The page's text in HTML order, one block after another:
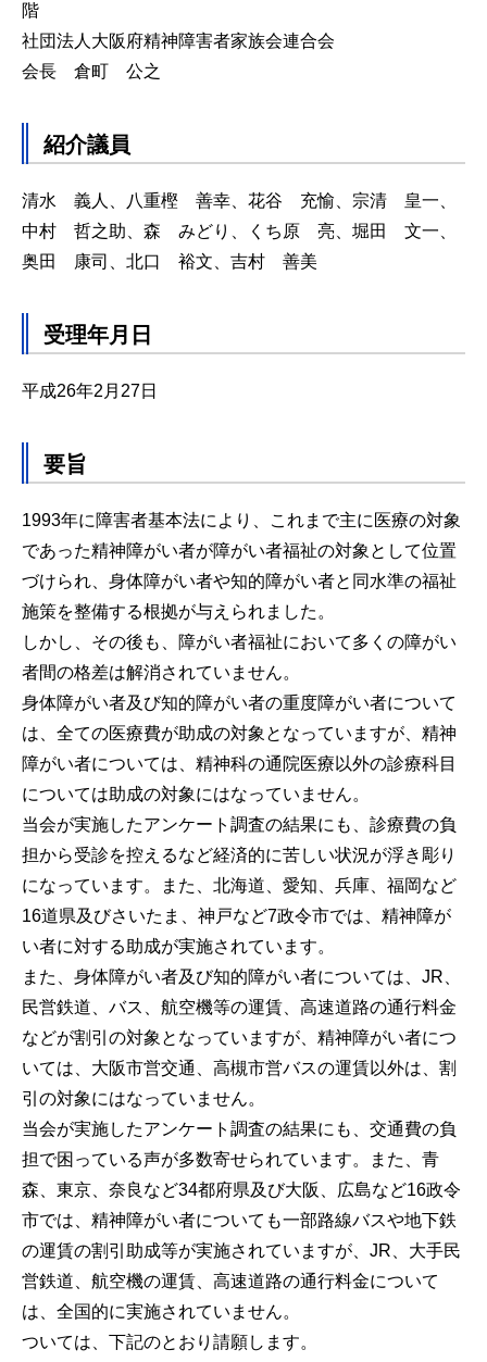
階
社団法人大阪府精神障害者家族会連合会
会長 倉町 公之
紹介議員
清水 義人、八重樫 善幸、花谷 充愉、宗清 皇一、
中村 哲之助、森 みどり、くち原 亮、堀田 文一、
奥田 康司、北口 裕文、吉村 善美
受理年月日
平成26年2月27日
要旨
1993年に障害者基本法により、これまで主に医療の対象
であった精神障がい者が障がい者福祉の対象として位置
づけられ、身体障がい者や知的障がい者と同水準の福祉
施策を整備する根拠が与えられました。
しかし、その後も、障がい者福祉において多くの障がい
者間の格差は解消されていません。
身体障がい者及び知的障がい者の重度障がい者について
は、全ての医療費が助成の対象となっていますが、精神
障がい者については、精神科の通院医療以外の診療科目
については助成の対象にはなっていません。
当会が実施したアンケート調査の結果にも、診療費の負
担から受診を控えるなど経済的に苦しい状況が浮き彫り
になっています。また、北海道、愛知、兵庫、福岡など
16道県及びさいたま、神戸など7政令市では、精神障が
い者に対する助成が実施されています。
また、身体障がい者及び知的障がい者については、JR、
民営鉄道、バス、航空機等の運賃、高速道路の通行料金
などが割引の対象となっていますが、精神障がい者につ
いては、大阪市営交通、高槻市営バスの運賃以外は、割
引の対象にはなっていません。
当会が実施したアンケート調査の結果にも、交通費の負
担で困っている声が多数寄せられています。また、青
森、東京、奈良など34都府県及び大阪、広島など16政令
市では、精神障がい者についても一部路線バスや地下鉄
の運賃の割引助成等が実施されていますが、JR、大手民
営鉄道、航空機の運賃、高速道路の通行料金について
は、全国的に実施されていません。
ついては、下記のとおり請願します。